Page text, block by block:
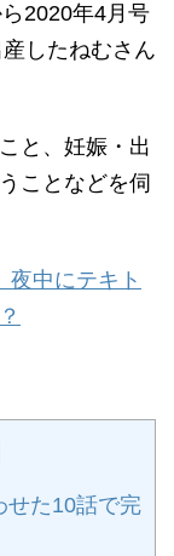
2020年4月号
したねむさん
と、妊娠・出
ことなどを伺
夜中にテキト
せた10話で完